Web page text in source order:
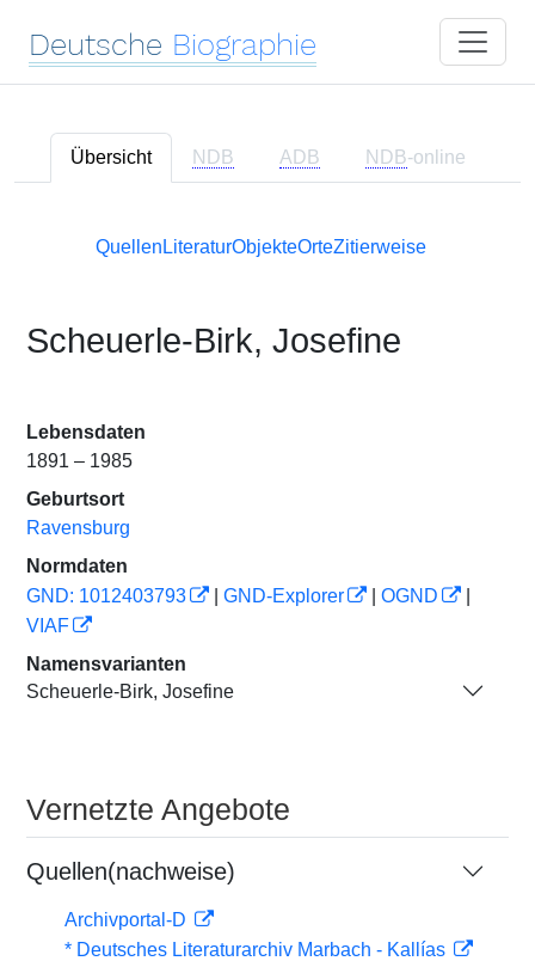
Deutsche Biographie
Übersicht NDB ADB NDB-online
Quellen LiteraturObjekteOrteZitierweise
Scheuerle-Birk, Josefine
Lebensdaten
1891 – 1985
Geburtsort
Ravensburg
Normdaten
GND: 1012403793
GND-Explorer OGND
VIAF
Namensvarianten
Scheuerle-Birk, Josefine
Vernetzte Angebote
Quellen(nachweise)
Archivportal-D
* Deutsches Literaturarchiv Marbach - Kallías